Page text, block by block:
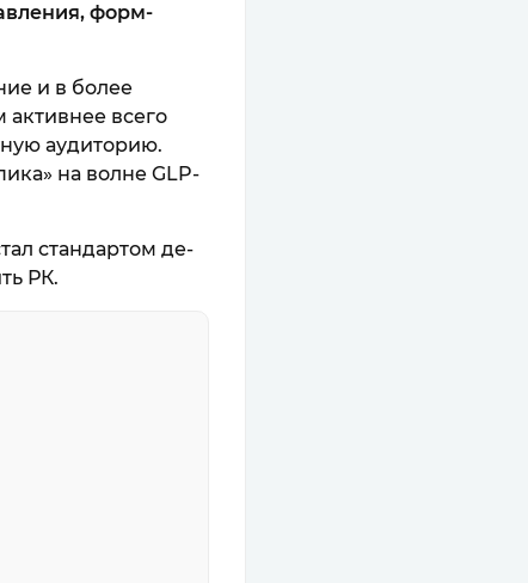
форм-
и в более
всего
аудиторию.
на волне GLP-
стандартом де-
РК.